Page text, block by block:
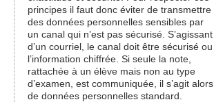
principes il faut donc éviter de transmettre
des données personnelles sensibles par
un canal qui n’est pas sécurisé. S’agissant
d’un courriel, le canal doit être sécurisé ou
l’information chiffrée. Si seule la note,
rattachée à un élève mais non au type
d’examen, est communiquée, il s’agit alors
de données personnelles standard.